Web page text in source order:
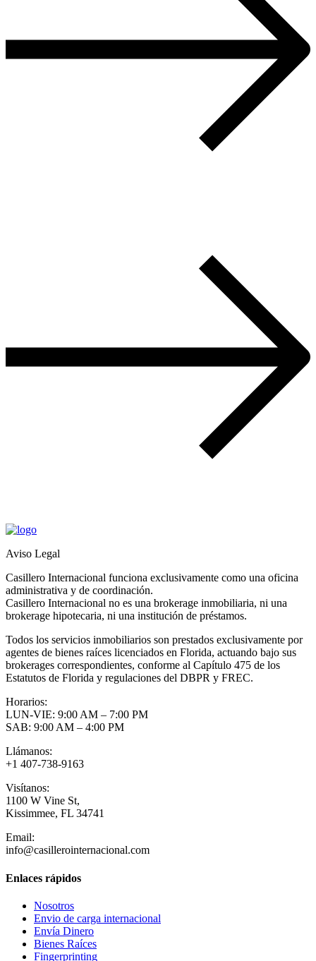
Aviso Legal
Casillero Internacional funciona exclusivamente como una oficina
administrativa y de coordinación.
Casillero Internacional no es una brokerage inmobiliaria, ni una
brokerage hipotecaria, ni una institución de préstamos.
Todos los servicios inmobiliarios son prestados exclusivamente por
agentes de bienes raíces licenciados en Florida, actuando bajo sus
brokerages correspondientes, conforme al Capítulo 475 de los
Estatutos de Florida y regulaciones del DBPR y FREC.
Horarios:
LUN-VIE: 9:00 AM – 7:00 PM
SAB: 9:00 AM – 4:00 PM
Llámanos:
+1 407-738-9163
Visítanos:
1100 W Vine St,
Kissimmee, FL 34741
Email:
info@casillerointernacional.com
Enlaces rápidos
Nosotros
Envio de carga internacional
Envía Dinero
Bienes Raíces
Fingerprinting